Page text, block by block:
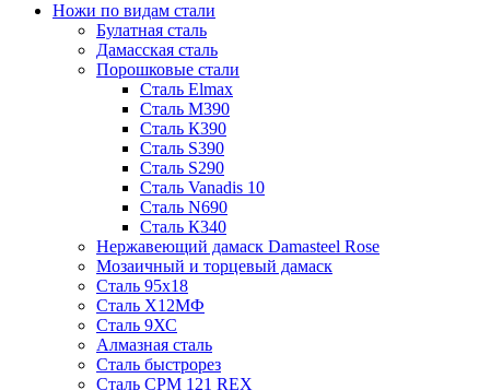
Ножи по видам стали
Булатная сталь
Дамасская сталь
Порошковые стали
Сталь Elmax
Сталь М390
Сталь К390
Сталь S390
Сталь S290
Сталь Vanadis 10
Сталь N690
Сталь К340
Нержавеющий дамаск Damasteel Rose
Мозаичный и торцевый дамаск
Сталь 95х18
Сталь Х12МФ
Сталь 9ХС
Алмазная сталь
Сталь быстрорез
Сталь CPM 121 REX